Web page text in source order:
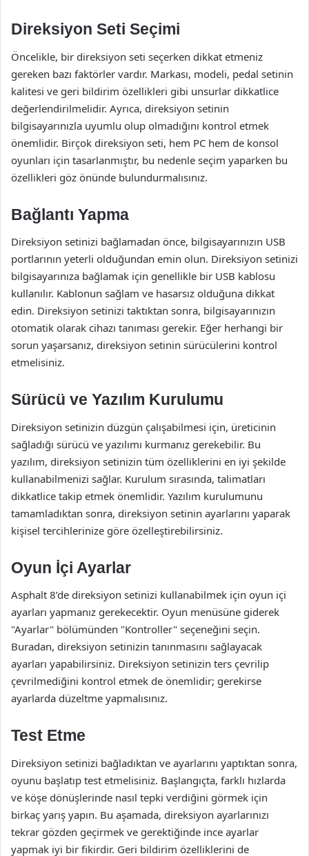
Direksiyon Seti Seçimi
Öncelikle, bir direksiyon seti seçerken dikkat etmeniz
gereken bazı faktörler vardır. Markası, modeli, pedal setinin
kalitesi ve geri bildirim özellikleri gibi unsurlar dikkatlice
değerlendirilmelidir. Ayrıca, direksiyon setinin
bilgisayarınızla uyumlu olup olmadığını kontrol etmek
önemlidir. Birçok direksiyon seti, hem PC hem de konsol
oyunları için tasarlanmıştır, bu nedenle seçim yaparken bu
özellikleri göz önünde bulundurmalısınız.
Bağlantı Yapma
Direksiyon setinizi bağlamadan önce, bilgisayarınızın USB
portlarının yeterli olduğundan emin olun. Direksiyon setinizi
bilgisayarınıza bağlamak için genellikle bir USB kablosu
kullanılır. Kablonun sağlam ve hasarsız olduğuna dikkat
edin. Direksiyon setinizi taktıktan sonra, bilgisayarınızın
otomatik olarak cihazı tanıması gerekir. Eğer herhangi bir
sorun yaşarsanız, direksiyon setinin sürücülerini kontrol
etmelisiniz.
Sürücü ve Yazılım Kurulumu
Direksiyon setinizin düzgün çalışabilmesi için, üreticinin
sağladığı sürücü ve yazılımı kurmanız gerekebilir. Bu
yazılım, direksiyon setinizin tüm özelliklerini en iyi şekilde
kullanabilmenizi sağlar. Kurulum sırasında, talimatları
dikkatlice takip etmek önemlidir. Yazılım kurulumunu
tamamladıktan sonra, direksiyon setinin ayarlarını yaparak
kişisel tercihlerinize göre özelleştirebilirsiniz.
Oyun İçi Ayarlar
Asphalt 8’de direksiyon setinizi kullanabilmek için oyun içi
ayarları yapmanız gerekecektir. Oyun menüsüne giderek
"Ayarlar" bölümünden "Kontroller" seçeneğini seçin.
Buradan, direksiyon setinizin tanınmasını sağlayacak
ayarları yapabilirsiniz. Direksiyon setinizin ters çevrilip
çevrilmediğini kontrol etmek de önemlidir; gerekirse
ayarlarda düzeltme yapmalısınız.
Test Etme
Direksiyon setinizi bağladıktan ve ayarlarını yaptıktan sonra,
oyunu başlatıp test etmelisiniz. Başlangıçta, farklı hızlarda
ve köşe dönüşlerinde nasıl tepki verdiğini görmek için
birkaç yarış yapın. Bu aşamada, direksiyon ayarlarınızı
tekrar gözden geçirmek ve gerektiğinde ince ayarlar
yapmak iyi bir fikirdir. Geri bildirim özelliklerini de